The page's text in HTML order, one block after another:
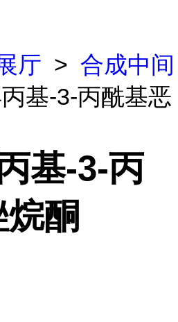
厅 > 合成中间
基-3-丙酰基恶
基-3-丙
酮